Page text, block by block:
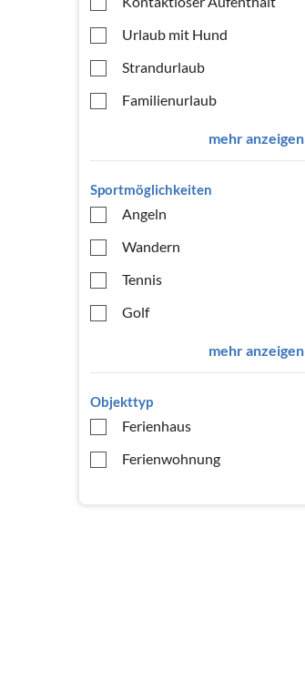
Urlaub mit Hund
Strandurlaub
Familienurlaub
mehr anzeigen
Sportmöglichkeiten
Angeln
Wandern
Tennis
Golf
mehr anzeigen
Objekttyp
Ferienhaus
Ferienwohnung